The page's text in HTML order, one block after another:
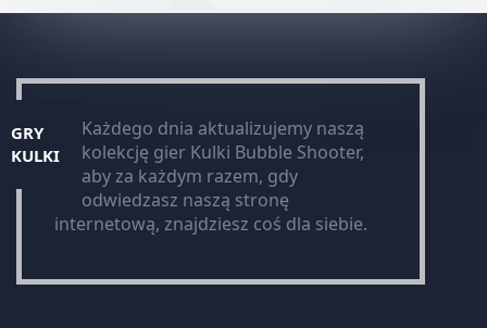
GRY
KULKI
Każdego dnia aktualizujemy naszą
kolekcję gier Kulki Bubble Shooter,
aby za każdym razem, gdy
odwiedzasz naszą stronę
internetową, znajdziesz coś dla siebie.